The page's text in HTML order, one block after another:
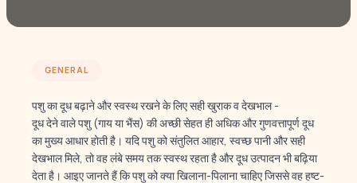
GENERAL
पशु का दूध बढ़ाने और स्वस्थ रखने के लिए सही खुराक व देखभाल -
दूध देने वाले पशु (गाय या भैंस) की अच्छी सेहत ही अधिक और गुणवत्तापूर्ण दूध
का मुख्य आधार होती है। यदि पशु को संतुलित आहार, स्वच्छ पानी और सही
देखभाल मिले, तो वह लंबे समय तक स्वस्थ रहता है और दूध उत्पादन भी बढ़िया
देता है। आइए जानते हैं कि पशु को क्या खिलाना-पिलाना चाहिए जिससे वह हष्ट-